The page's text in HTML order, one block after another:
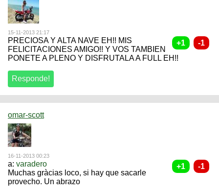
15-11-2013 21:17
PRECIOSA Y ALTA NAVE EH!! MIS
FELICITACIONES AMIGO!! Y VOS TAMBIEN
PONETE A PLENO Y DISFRUTALA A FULL EH!!
omar-scott
16-11-2013 00:23
a: varadero
Muchas gràcias loco, si hay que sacarle
provecho. Un abrazo